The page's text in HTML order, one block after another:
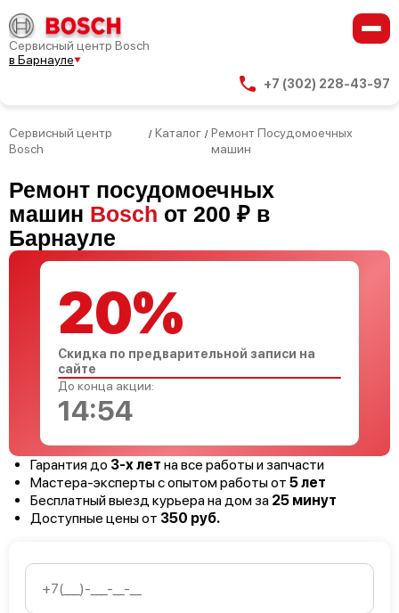
Сервисный центр Bosch
в Барнауле
+7 (302) 228-43-97
Сервисный центр
Bosch
/ Каталог / Ремонт Посудомоечных
машин
Ремонт посудомоечных
машин Bosch от 200 ₽ в
Барнауле
Гарантия до 3-х лет на все работы и запчасти
Мастера-эксперты с опытом работы от 5 лет
Бесплатный выезд курьера на дом за 25 минут
Доступные цены от 350 руб.
20%
Скидка по предварительной записи на
сайте
До конца акции:
14:53